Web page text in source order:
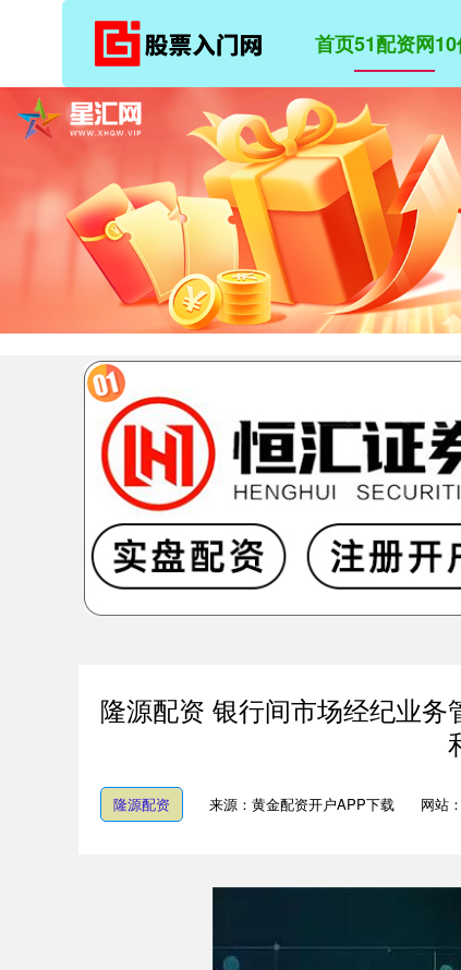
首页51配资网
隆源配资 银行间市场经纪业
隆源配资 来源：黄金配资开户APP下载 网站